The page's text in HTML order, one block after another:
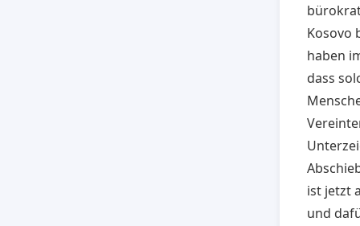
Kosovo
haben
dass
ist jetzt
und